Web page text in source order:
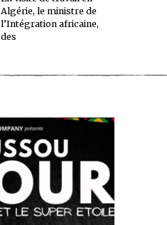
Algérie, le ministre de
l’Intégration africaine,
des